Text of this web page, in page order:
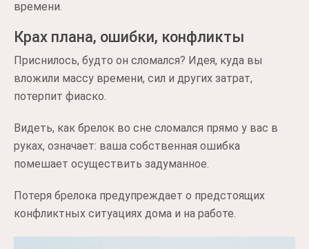
времени.
Крах плана, ошибки, конфликты
Приснилось, будто он сломался? Идея, куда вы
вложили массу времени, сил и других затрат,
потерпит фиаско.
Видеть, как брелок во сне сломался прямо у вас в
руках, означает: ваша собственная ошибка
помешает осуществить задуманное.
Потеря брелока предупреждает о предстоящих
конфликтных ситуациях дома и на работе.